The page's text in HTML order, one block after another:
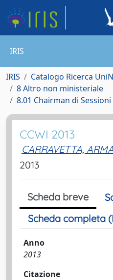
IRIS
IRIS
Catalogo Ricerca
8 Altro non ministeriale
8.01 Chairman di
CCWI 2013
CARRAVETTA,
2013
Scheda breve
Scheda completa
Anno
2013
Citazione